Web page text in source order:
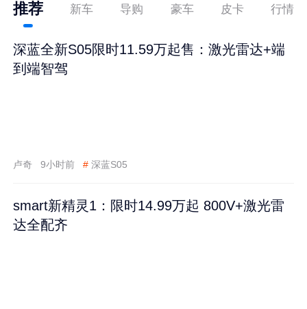
推荐 新车 导购 豪车 皮卡 行情
深蓝全新S05限时11.59万起售：激光雷达+端
到端智驾
卢奇 9小时前 # 深蓝S05
smart新精灵1：限时14.99万起 800V+激光雷
达全配齐